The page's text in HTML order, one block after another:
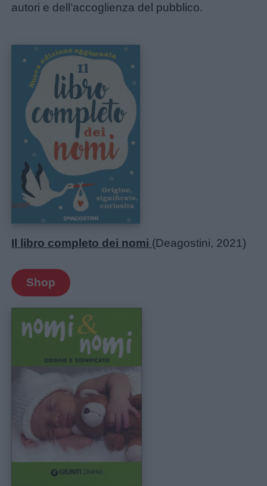
autori e dell’accoglienza del pubblico.
Il libro completo dei nomi (Deagostini, 2021)
Shop